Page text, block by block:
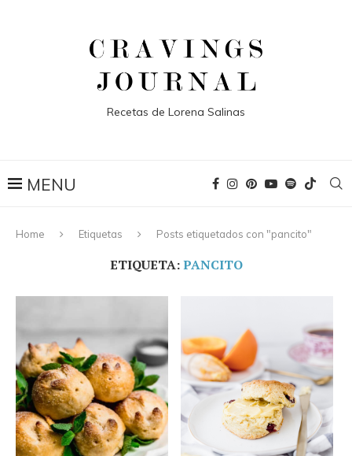
Recetas de Lorena Salinas
Home Etiquetas Posts etiquetados con "pancito"
ETIQUETA:PANCITO